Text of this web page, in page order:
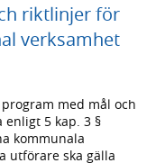
riktlinjer för
verksamhet
med mål och
5 kap. 3 §
kommunala
utförare ska gälla